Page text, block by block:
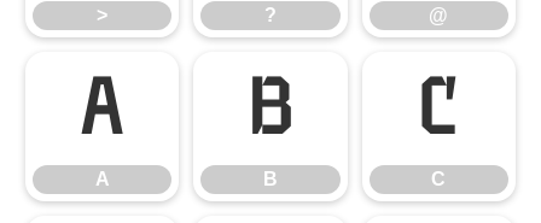
> ? @
A
A
B
B
C
C